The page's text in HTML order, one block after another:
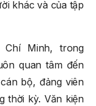
khác và của tập
Chí Minh, trong
quan tâm đến
bộ, đảng viên
thời kỳ. Văn kiện